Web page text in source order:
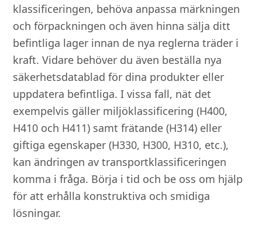
klassificeringen, behöva anpassa märkningen
och förpackningen och även hinna sälja ditt
befintliga lager innan de nya reglerna träder i
kraft. Vidare behöver du även beställa nya
säkerhetsdatablad för dina produkter eller
uppdatera befintliga. I vissa fall, nät det
exempelvis gäller miljöklassificering (H400,
H410 och H411) samt frätande (H314) eller
giftiga egenskaper (H330, H300, H310, etc.),
kan ändringen av transportklassificeringen
komma i fråga. Börja i tid och be oss om hjälp
för att erhålla konstruktiva och smidiga
lösningar.